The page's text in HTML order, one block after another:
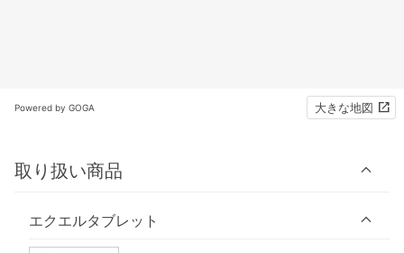
Powered by GOGA 大きな地図
取り扱い商品
エクエルタブレット